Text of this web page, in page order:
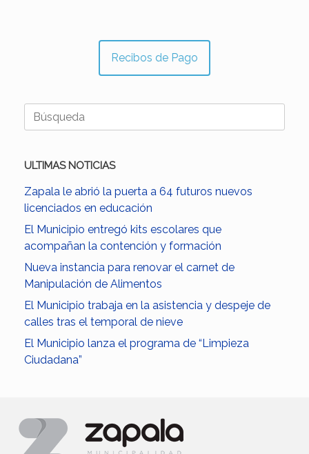
Recibos de Pago
Buscar:
ULTIMAS NOTICIAS
Zapala le abrió la puerta a 64 futuros nuevos
licenciados en educación
El Municipio entregó kits escolares que
acompañan la contención y formación
Nueva instancia para renovar el carnet de
Manipulación de Alimentos
El Municipio trabaja en la asistencia y despeje de
calles tras el temporal de nieve
El Municipio lanza el programa de “Limpieza
Ciudadana”